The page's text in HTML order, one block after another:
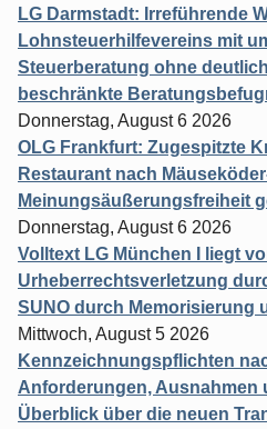
LG Darmstadt: Irreführende
Lohnsteuerhilfevereins mit
Steuerberatung ohne
beschränkte
Donnerstag, August 6 2026
OLG Frankfurt: Zugespitzte
Restaurant nach
Meinungsäußerungsfreiheit
Donnerstag, August 6 2026
Volltext LG München I liegt
Urheberrechtsverletzung
SUNO durch Memorisierung
Mittwoch, August 5 2026
Kennzeichnungspflichten
Anforderungen, Ausnahmen
Überblick über die neuen